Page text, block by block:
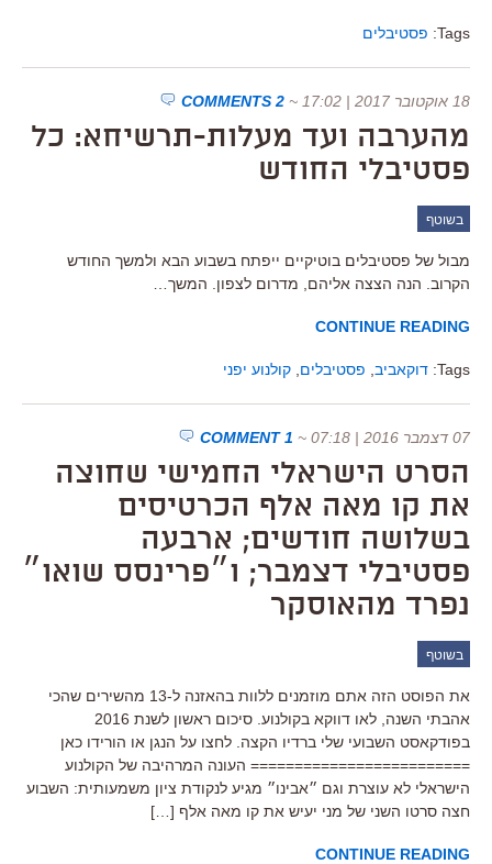
Tags: פסטיבלים
18 אוקטובר 2017 | 17:02 ~
2 COMMENTS
מהערבה ועד מעלות-תרשיחא: כל
פסטיבלי החודש
בשוטף
מבול של פסטיבלים בוטיקיים ייפתח בשבוע הבא ולמשך החודש
הקרוב. הנה הצצה אליהם, מדרום לצפון. המשך…
CONTINUE READING
Tags: דוקאביב פסטיבלים קולנוע יפני
07 דצמבר 2016 | 07:18 ~
1 COMMENT
הסרט הישראלי החמישי שחוצה
את קו מאה אלף הכרטיסים
בשלושה חודשים; ארבעה
פסטיבלי דצמבר; ו״פרינסס שואו״
נפרד מהאוסקר
בשוטף
את הפוסט הזה אתם מוזמנים ללוות בהאזנה ל-13 מהשירים שהכי
אהבתי השנה, לאו דווקא בקולנוע. סיכום ראשון לשנת 2016
בפודקאסט השבועי שלי ברדיו הקצה. לחצו על הנגן או הורידו כאן
========================= העונה המרהיבה של הקולנוע
הישראלי לא עוצרת וגם ״אבינו״ מגיע לנקודת ציון משמעותית: השבוע
חצה סרטו השני של מני יעיש את קו מאה אלף […]
CONTINUE READING